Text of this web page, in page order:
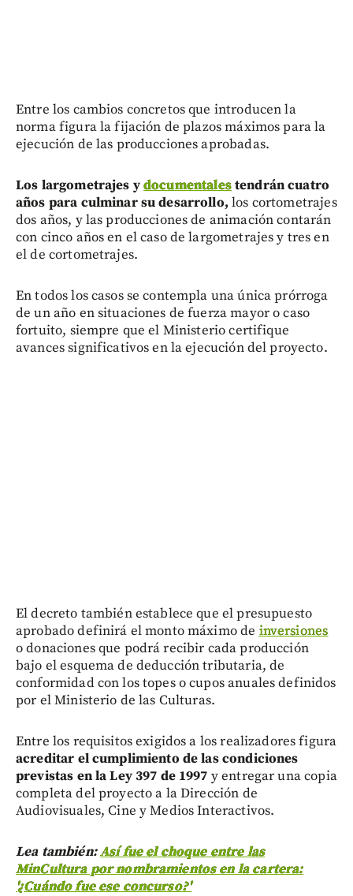
Entre los cambios concretos que introducen la
norma figura la fijación de plazos máximos para la
ejecución de las producciones aprobadas.
Los largometrajes ydocumentalestendrán cuatro
años para culminar su desarrollo, los cortometrajes
dos años, y las producciones de animación contarán
con cinco años en el caso de largometrajes y tres en
el de cortometrajes.
En todos los casos se contempla una única prórroga
de un año en situaciones de fuerza mayor o caso
fortuito, siempre que el Ministerio certifique
avances significativos en la ejecución del proyecto.
El decreto también establece que el presupuesto
aprobado definirá el monto máximo de inversiones
o donaciones que podrá recibir cada producción
bajo el esquema de deducción tributaria, de
conformidad con los topes o cupos anuales definidos
por el Ministerio de las Culturas.
Entre los requisitos exigidos a los realizadores figura
acreditar el cumplimiento de las condiciones
previstas en la Ley 397 de 1997 y entregar una copia
completa del proyecto a la Dirección de
Audiovisuales, Cine y Medios Interactivos.
Lea también:Así fue el choque entre las
MinCultura por nombramientos en la cartera:
'¿Cuándo fue ese concurso?'